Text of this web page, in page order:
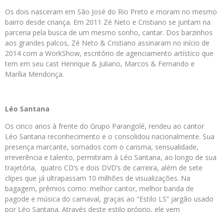
Os dois nasceram em São José do Rio Preto e moram no mesmo
bairro desde criança. Em 2011 Zé Neto e Cristiano se juntam na
parceria pela busca de um mesmo sonho, cantar. Dos barzinhos
aos grandes palcos, Zé Neto & Cristiano assinaram no início de
2014 com a WorkShow, escritório de agenciamento artístico que
tem em seu cast Henrique & Juliano, Marcos & Fernando e
Marília Mendonça.
Léo Santana
Os cinco anos à frente do Grupo Parangolé, rendeu ao cantor
Léo Santana reconhecimento e o consolidou nacionalmente. Sua
presença marcante, somados com o carisma, sensualidade,
irreverência e talento, permitiram à Léo Santana, ao longo de sua
trajetória, quatro CD’s e dois DVD’s de carreira, além de sete
clipes que já ultrapassam 10 milhões de visualizações. Na
bagagem, prêmios como: melhor cantor, melhor banda de
pagode e música do carnaval, graças ao “Estilo LS” jargão usado
por Léo Santana. Através deste estilo próprio, ele vem